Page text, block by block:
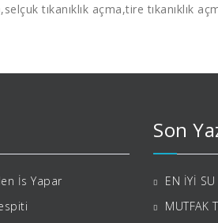
,selçuk tıkanıklık açma,tire tıkanıklık
İs Yapar
Son
EN İYİ SU
MUTFAK